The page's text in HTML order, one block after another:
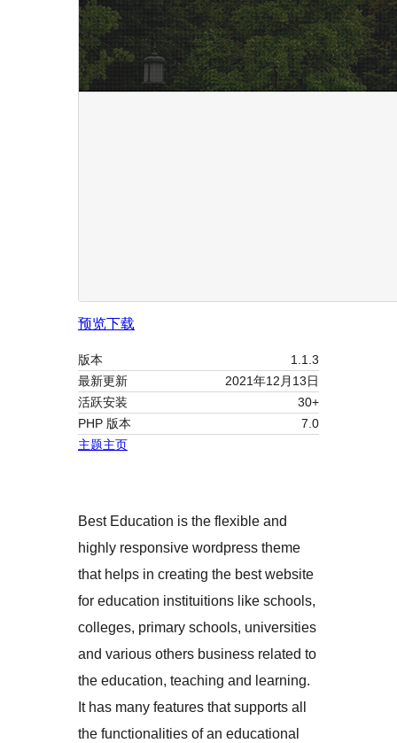
预览下载
版本
1.1.3
最新更新
2021年12月13日
活跃安装
30+
PHP 版本
7.0
主题主页
Best Education is the flexible and
highly responsive wordpress theme
that helps in creating the best website
for education instituitions like schools,
colleges, primary schools, universities
and various others business related to
the education, teaching and learning.
It has many features that supports all
the functionalities of an educational